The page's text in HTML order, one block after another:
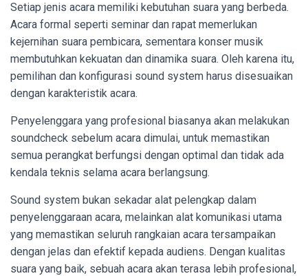
Setiap jenis acara memiliki kebutuhan suara yang berbeda.
Acara formal seperti seminar dan rapat memerlukan
kejernihan suara pembicara, sementara konser musik
membutuhkan kekuatan dan dinamika suara. Oleh karena itu,
pemilihan dan konfigurasi sound system harus disesuaikan
dengan karakteristik acara.
Penyelenggara yang profesional biasanya akan melakukan
soundcheck sebelum acara dimulai, untuk memastikan
semua perangkat berfungsi dengan optimal dan tidak ada
kendala teknis selama acara berlangsung.
Sound system bukan sekadar alat pelengkap dalam
penyelenggaraan acara, melainkan alat komunikasi utama
yang memastikan seluruh rangkaian acara tersampaikan
dengan jelas dan efektif kepada audiens. Dengan kualitas
suara yang baik, sebuah acara akan terasa lebih profesional,